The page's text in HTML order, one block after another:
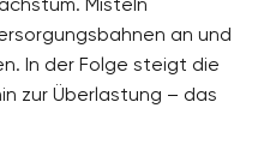
an und
In der Folge steigt die
zur Überlastung – das